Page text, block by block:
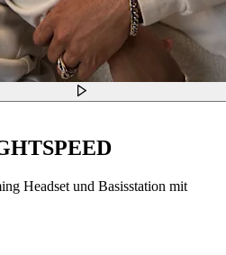
Headset und Basisstation mit